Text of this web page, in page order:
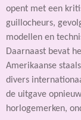
opent met een
guillocheurs,
modellen en
Daarnaast bevat
Amerikaanse
divers
de uitgave
horlogemerken,